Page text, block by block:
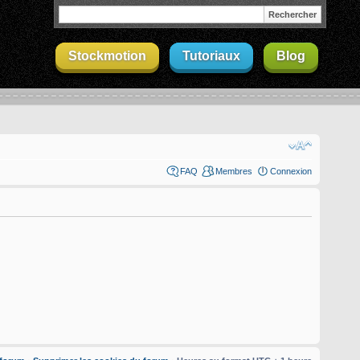
Stockmotion Tutoriaux Blog
FAQ Membres Connexion